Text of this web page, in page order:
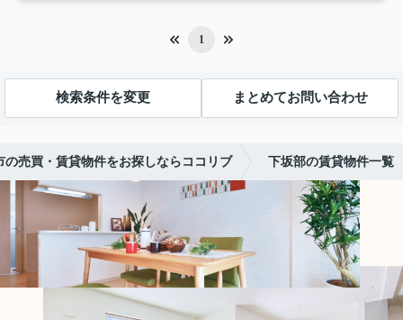
1
検索条件を変更 まとめてお問い合わせ
の売買・賃貸物件をお探しならココリブ 下坂部の賃貸物件一覧